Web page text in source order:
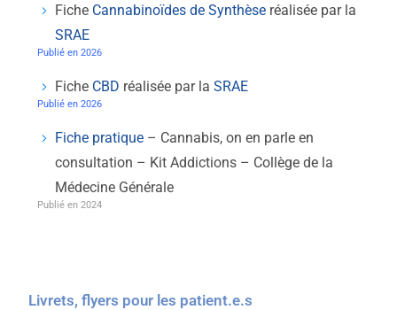
Fiche Cannabinoïdes de Synthèse réalisée par la
SRAE
Publié en 2026
Fiche CBD réalisée par laSRAE
Publié en 2026
Fiche pratique – Cannabis, on en parle en
consultation – Kit Addictions – Collège de la
Médecine Générale
Publié en 2024
Livrets, flyers pour les patient.e.s